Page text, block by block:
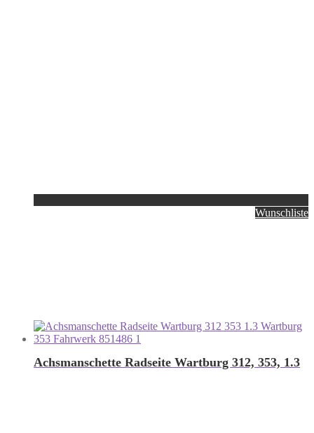
Wunschliste
Achsmanschette Radseite Wartburg 312, 353, 1.3